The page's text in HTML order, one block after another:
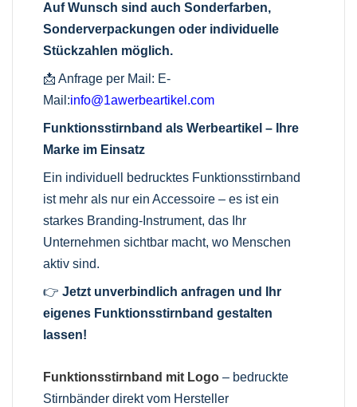
Auf Wunsch sind auch Sonderfarben,
Sonderverpackungen oder individuelle
Stückzahlen möglich.
📩 Anfrage per Mail: E-
Mail:info@1awerbeartikel.com
Funktionsstirnband als Werbeartikel – Ihre
Marke im Einsatz
Ein individuell bedrucktes Funktionsstirnband
ist mehr als nur ein Accessoire – es ist ein
starkes Branding-Instrument, das Ihr
Unternehmen sichtbar macht, wo Menschen
aktiv sind.
👉Jetzt unverbindlich anfragen und Ihr
eigenes Funktionsstirnband gestalten
lassen!
Funktionsstirnband mit Logo – bedruckte
Stirnbänder direkt vom Hersteller